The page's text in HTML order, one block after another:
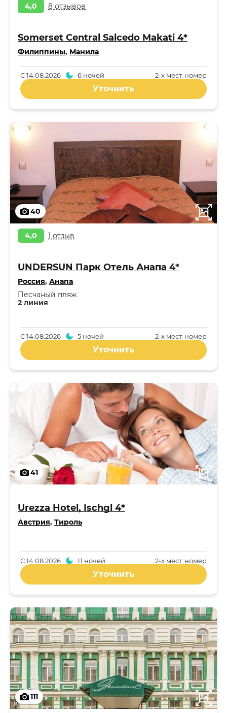
4,0 8 отзывов
Somerset Central Salcedo Makati 4*
Филиппины, Манила
2-x мест. номер
С14.08.2026 6 ночей
Уточнить
40
4,0 1 отзыв
UNDERSUN Парк Отель Анапа 4*
Россия, Анапа
2 линия
Песчаный пляж
2-x мест. номер
С14.08.2026 5 ночей
Уточнить
41
Urezza Hotel, Ischgl 4*
Австрия, Тироль
2-x мест. номер
С14.08.2026 11 ночей
Уточнить
111